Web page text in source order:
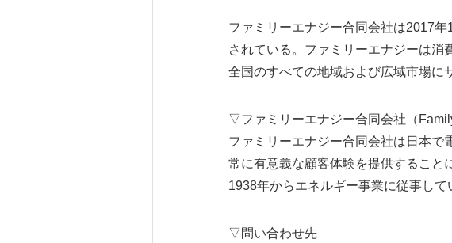
ファミリーエナジー合同会社は2017
されている。ファミリーエナジーは
全国のすべての地域および広域市場に
▽ファミリーエナジー合同会社（
ファミリーエナジー合同会社は日本で
常に有意義な顧客体験を提供すること
1938年からエネルギー事業に従事して
▽問い合わせ先